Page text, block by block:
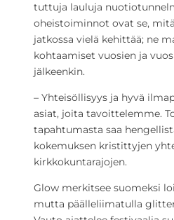
tuttuja lauluja
oheistoiminnot ovat se,
jatkossa vielä kehittää; ne
kohtaamiset vuosien ja
jälkeenkin.
– Yhteisöllisyys ja hyvä
asiat, joita tavoittelemme.
tapahtumasta saa
kokemuksen kristittyjen
kirkkokuntarajojen.
Glow merkitsee suomeksi
mutta päälleliimatulla